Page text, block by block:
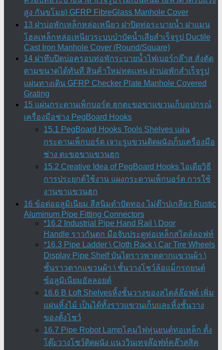
สูง กันขโมย) GFRP FibreGlass Manhole Cover
13 ฝาบ่อพักเหล็กหล่อเหนียว ฝาปิดท่อระบายน้ำ ฝาแมน
โฮลเหล็กหล่อเหนียวระบบบำบัดน้ำเสียสำเร็จรูป Ductile
Cast Iron Manhole Cover (Round/Square)
14 ฝาทึบปิดบ่อครอบท่อพักระบายน้ำไฟเบอร์กล๊าส สั่งตัด
ตามขนาดได้ทันที สินค้าใหม่ทดแทน ฝาบ่อพักสําเร็จรูป
แผ่นทางเดิน GFRP Checker Plate Manhole Covered
Grating
15 แผ่นกระดานเพ็กบอร์ด ฮุกตะขอขาแขวนเก็บอุปกรณ์
เครื่องมือช่าง PegBoard Hooks
15.1 PegBoard Hooks Tools Shelves แผ่น
กระดานเพ็กบอร์ด เจาะรูแขวนติดผนังเก็บเครื่องมือ
ช่าง ตะขอขาแขวนฮุก
15.2 Creative Idea of PegBoard Hooks ไอเดียวิธี
การประยุกต์ใช้งาน แผงกระดานเพ็กบอร์ด การใช้
งานขาแขวนฮุก
16 ข้อต่ออลูมิเนียม สีสนิมดำปัดทอง ไม่ต๊าปเกลียว Rustic
Aluminum Pipe Fitting Connectors
*16.2 Industrial Pipe Hand Rail \ Door
Handle ราวกันตก มือจับประตูท่อเหล็กสไตล์ลอฟท์
*16.3 Pipe Ladder \ Cloth Rack \ Car Tire Wheels
Display Pipe Shelf บันไดราวพาดตากแขวนผ้า \
ชั้นราวตากแขวนผ้า \ ชั้นวางโชว์ล้อแม็กรถยนต์
ซ์อลูมิเนียมอัลลอยด์
16.6 B Loft Shelvesหิ้งชั้นวางของสไตล์ล๊อฟต์ เพิ่ม
แผ่นหิ้งไม้ เป็นได้ทั้งราวแขวนเก็บและหิ้งชั้นวาง
ของตั้งโชว์
16.7 Pipe Robot Lampโคมไฟหุ่นยนต์ท่อเหล็ก ตั้ง
โต๊ะวางโชว์ติดผนัง แนววินเทจล๊อฟท์คล๊าสสิค